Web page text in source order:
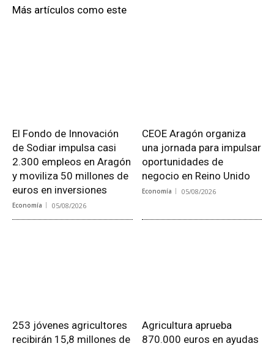
Más artículos como este
El Fondo de Innovación
de Sodiar impulsa casi
2.300 empleos en Aragón
y moviliza 50 millones de
euros en inversiones
Economía 05/08/2026
CEOE Aragón organiza
una jornada para impulsar
oportunidades de
negocio en Reino Unido
Economía 05/08/2026
253 jóvenes agricultores
recibirán 15,8 millones de
Agricultura aprueba
870.000 euros en ayudas